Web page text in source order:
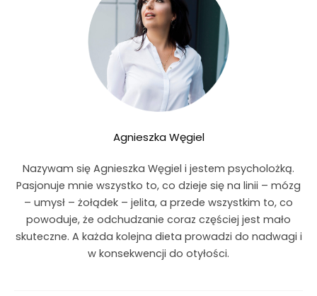
Agnieszka Węgiel
Nazywam się Agnieszka Węgiel i jestem psycholożką.
Pasjonuje mnie wszystko to, co dzieje się na linii – mózg
– umysł – żołądek – jelita, a przede wszystkim to, co
powoduje, że odchudzanie coraz częściej jest mało
skuteczne. A każda kolejna dieta prowadzi do nadwagi i
w konsekwencji do otyłości.